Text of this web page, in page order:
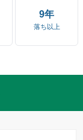
9年
落ち以上